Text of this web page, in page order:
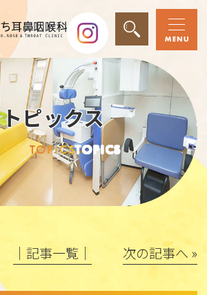
トピックス
TOPICSTOPICS
│記事一覧│ 次の記事へ »